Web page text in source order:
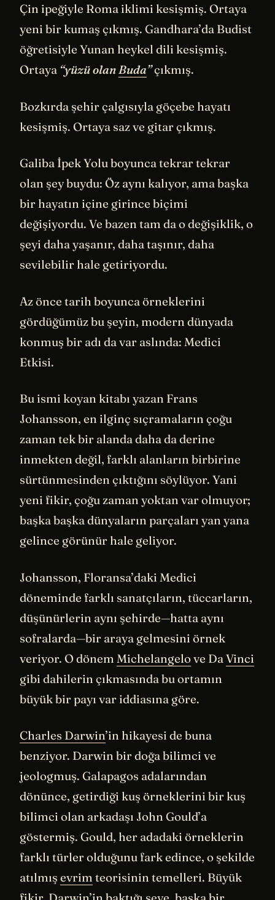
Çin ipeğiyle Roma iklimi kesişmiş. Ortaya
yeni bir kumaş çıkmış. Gandhara’da Budist
öğretisiyle Yunan heykel dili kesişmiş.
Ortaya “yüzü olanBuda”çıkmış.
Bozkırda şehir çalgısıyla göçebe hayatı
kesişmiş. Ortaya saz ve gitar çıkmış.
Galiba İpek Yolu boyunca tekrar tekrar
olan şey buydu: Öz aynı kalıyor, ama başka
bir hayatın içine girince biçimi
değişiyordu. Ve bazen tam da o değişiklik, o
şeyi daha yaşanır, daha taşınır, daha
sevilebilir hale getiriyordu.
Az önce tarih boyunca örneklerini
gördüğümüz bu şeyin, modern dünyada
konmuş bir adı da var aslında: Medici
Etkisi.
Bu ismi koyan kitabı yazan Frans
Johansson, en ilginç sıçramaların çoğu
zaman tek bir alanda daha da derine
inmekten değil, farklı alanların birbirine
sürtünmesinden çıktığını söylüyor. Yani
yeni fikir, çoğu zaman yoktan var olmuyor;
başka başka dünyaların parçaları yan yana
gelince görünür hale geliyor.
Johansson, Floransa’daki Medici
döneminde farklı sanatçıların, tüccarların,
düşünürlerin aynı şehirde—hatta aynı
sofralarda—bir araya gelmesini örnek
veriyor. O dönem Michelangelove DaVinci
gibi dahilerin çıkmasında bu ortamın
büyük bir payı var iddiasına göre.
Charles Darwin’in hikayesi de buna
benziyor. Darwin bir doğa bilimci ve
jeologmuş. Galapagos adalarından
dönünce, getirdiği kuş örneklerini bir kuş
bilimci olan arkadaşı John Gould’a
göstermiş. Gould, her adadaki örneklerin
farklı türler olduğunu fark edince, o şekilde
atılmış evrim teorisinin temelleri. Büyük